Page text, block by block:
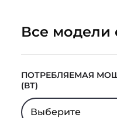
Все модели
ПОТРЕБЛЯЕМАЯ
(ВТ)
Выберите